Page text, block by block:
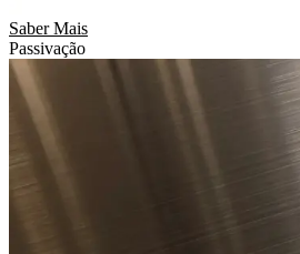
Saber Mais
Passivação